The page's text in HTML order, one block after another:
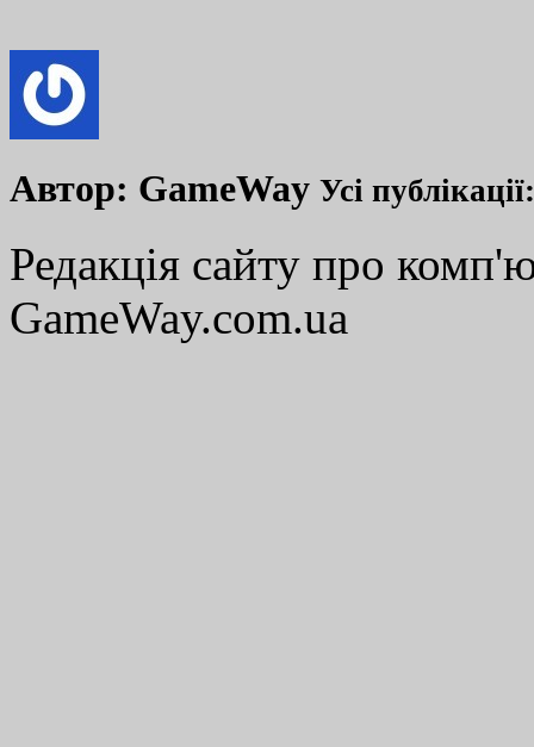
Автор: GameWay Усі
Редакція сайту про
GameWay.com.ua